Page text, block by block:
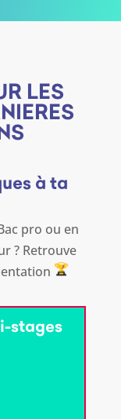
LES
à ta
pro ou en
? Retrouve
stages